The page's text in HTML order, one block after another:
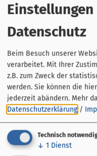
Treffpunkt:Tourist
Preis:€ 13 pro Person
Dauer:90 min
Gerne können Sie diese
Ihrem Wunschtermin
Gruppenpreis:€ 110
Auch auf EN und IT
Alle Informationen
Einstellungen
Datenschutz
Beim Besuch unserer
verarbeitet. Mit Ihrer
z.B. zum Zweck der
werden. Sie können die
jederzeit abändern. Mehr
Datenschutzerklärung /
Technisch
↓ 1 Dienst